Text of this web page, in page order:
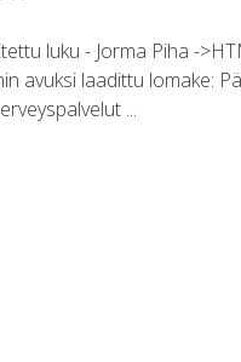
luku - Jorma Piha -
avuksi laadittu lomake:
...